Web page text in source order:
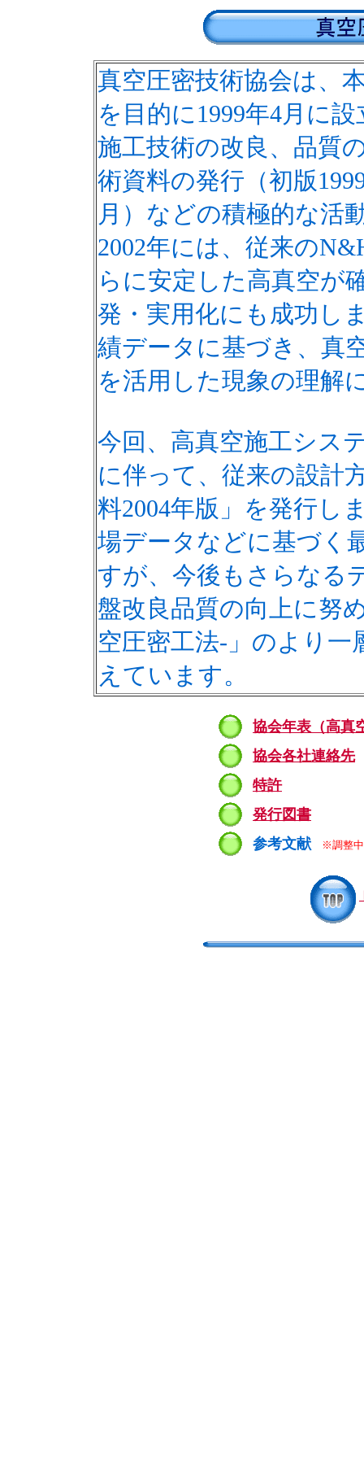
真空圧密技術協会は、
を目的に1999年4月に
施工技術の改良、品質
術資料の発行（初版
月）などの積極的な活
2002年には、従来の
らに安定した高真空が
発・実用化にも成功し
績データに基づき、真
を活用した現象の理解
今回、高真空施工シス
に伴って、従来の設計
料2004年版」を発行し
場データなどに基づく
すが、今後もさらなる
盤改良品質の向上に努
空圧密工法-」のより
えています。
協会年表（高真
協会各社連絡先
特許
発行図書
参考文献 ※調整中